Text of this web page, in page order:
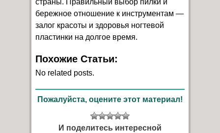
бережное отношение к инструментам —
залог красоты и здоровья ногтевой
пластинки на долгое время.
Похожие Статьи:
No related posts.
Пожалуйста, оцените этот материал!
И поделитесь интересной